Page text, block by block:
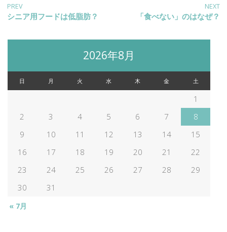
投
稿
ナ
ビ
ゲ
ー
シ
ョ
PREV
Previous
シニア用フードは低脂肪？
NEXT
「食べない」のはなぜ？
2026年8月
日 月 火 水 木 金 土
1
2
3 4 5 6 7
8
9
10 11 12 13 14
15
16
17 18 19 20 21
22
23
24 25 26 27 28
29
30
31
« 7月